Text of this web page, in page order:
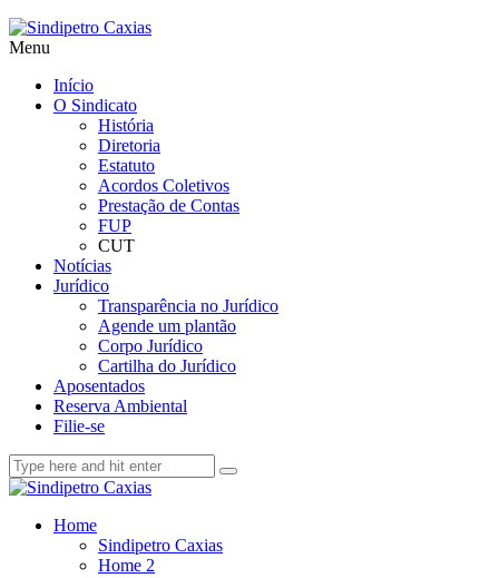
Menu
Início
O Sindicato
História
Diretoria
Estatuto
Acordos Coletivos
Prestação de Contas
FUP
CUT
Notícias
Jurídico
Transparência no Jurídico
Agende um plantão
Corpo Jurídico
Cartilha do Jurídico
Aposentados
Reserva Ambiental
Filie-se
Home
Sindipetro Caxias
Home 2